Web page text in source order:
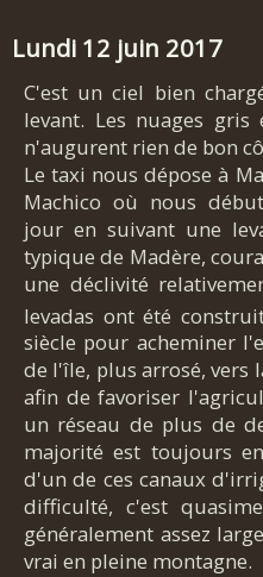
Lundi 12 juin 2017
C'est un ciel bien
levant. Les nuages
n'augurent rien de bon
Le taxi nous dépose à
Machico où nous
jour en suivant une
typique de Madère,
une déclivité
levadas ont été
siècle pour acheminer
de l'île, plus arrosé, vers
afin de favoriser
un réseau de plus de
majorité est toujours
d'un de ces canaux
difficulté, c'est
généralement assez
vrai en pleine montagne.